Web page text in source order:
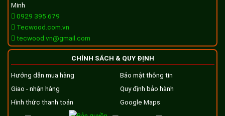
Minh
0929 395 679
Tecwood.com.vn
tecwood.vn@gmail.com
CHÍNH SÁCH & QUY ĐỊNH
Hướng dẫn mua hàng
Giao - nhận hàng
Hình thức thanh toán
Bảo mật thông tin
Quy định bảo hành
Google Maps